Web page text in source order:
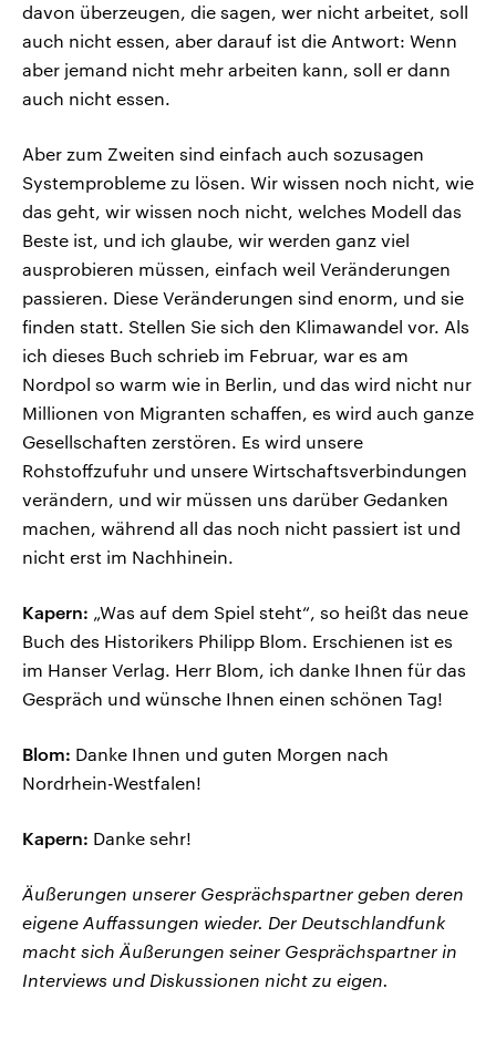
davon überzeugen, die sagen, wer nicht arbeitet, soll
auch nicht essen, aber darauf ist die Antwort: Wenn
aber jemand nicht mehr arbeiten kann, soll er dann
auch nicht essen.
Aber zum Zweiten sind einfach auch sozusagen
Systemprobleme zu lösen. Wir wissen noch nicht, wie
das geht, wir wissen noch nicht, welches Modell das
Beste ist, und ich glaube, wir werden ganz viel
ausprobieren müssen, einfach weil Veränderungen
passieren. Diese Veränderungen sind enorm, und sie
finden statt. Stellen Sie sich den Klimawandel vor. Als
ich dieses Buch schrieb im Februar, war es am
Nordpol so warm wie in Berlin, und das wird nicht nur
Millionen von Migranten schaffen, es wird auch ganze
Gesellschaften zerstören. Es wird unsere
Rohstoffzufuhr und unsere Wirtschaftsverbindungen
verändern, und wir müssen uns darüber Gedanken
machen, während all das noch nicht passiert ist und
nicht erst im Nachhinein.
Kapern: „Was auf dem Spiel steht“, so heißt das neue
Buch des Historikers Philipp Blom. Erschienen ist es
im Hanser Verlag. Herr Blom, ich danke Ihnen für das
Gespräch und wünsche Ihnen einen schönen Tag!
Blom: Danke Ihnen und guten Morgen nach
Nordrhein-Westfalen!
Kapern: Danke sehr!
Äußerungen unserer Gesprächspartner geben deren
eigene Auffassungen wieder. Der Deutschlandfunk
macht sich Äußerungen seiner Gesprächspartner in
Interviews und Diskussionen nicht zu eigen.